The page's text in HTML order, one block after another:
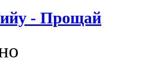
- Прощай